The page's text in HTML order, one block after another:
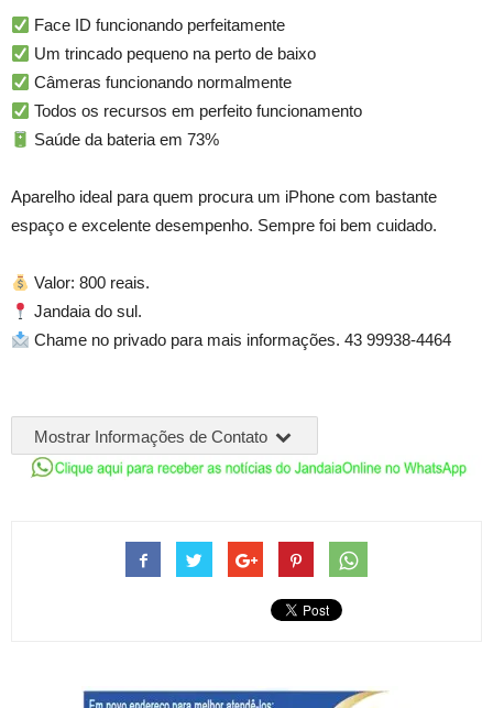
Face ID funcionando perfeitamente
Um trincado pequeno na perto de baixo
Câmeras funcionando normalmente
Todos os recursos em perfeito funcionamento
Saúde da bateria em 73%
Aparelho ideal para quem procura um iPhone com bastante
espaço e excelente desempenho. Sempre foi bem cuidado.
Valor: 800 reais.
Jandaia do sul.
Chame no privado para mais informações. 43 99938-4464
Mostrar Informações de Contato